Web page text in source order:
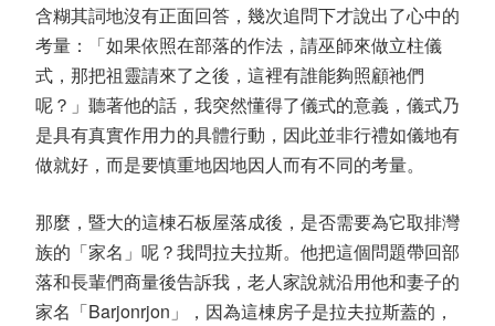
含糊其詞地沒有正面回答，幾次追問下才說出了心中的
考量：「如果依照在部落的作法，請巫師來做立柱儀
式，那把祖靈請來了之後，這裡有誰能夠照顧祂們
呢？」聽著他的話，我突然懂得了儀式的意義，儀式乃
是具有真實作用力的具體行動，因此並非行禮如儀地有
做就好，而是要慎重地因地因人而有不同的考量。
那麼，暨大的這棟石板屋落成後，是否需要為它取排灣
族的「家名」呢？我問拉夫拉斯。他把這個問題帶回部
落和長輩們商量後告訴我，老人家說就沿用他和妻子的
家名「Barjonrjon」，因為這棟房子是拉夫拉斯蓋的，